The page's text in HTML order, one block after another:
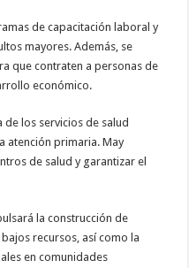
de capacitación laboral y
mayores. Además, se
que contraten a personas de
económico.
de los servicios de salud
atención primaria. May
de salud y garantizar el
la construcción de
recursos, así como la
en comunidades